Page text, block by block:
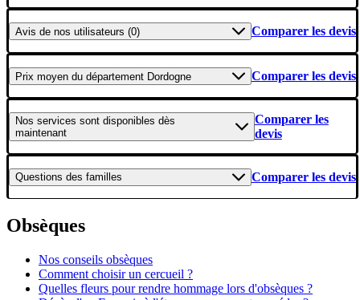
Avis de nos utilisateurs (0) Comparer les devis
Prix moyen du département Dordogne Comparer les devis
Nos services sont disponibles dès
maintenant
Comparer les
devis
Questions des familles Comparer les devis
Obsèques
Nos conseils obsèques
Comment choisir un cercueil ?
Quelles fleurs pour rendre hommage lors d'obsèques ?